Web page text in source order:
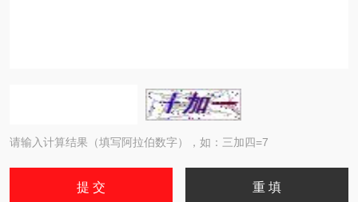
请输入计算结果（填写阿拉伯数字），如：三加四=7